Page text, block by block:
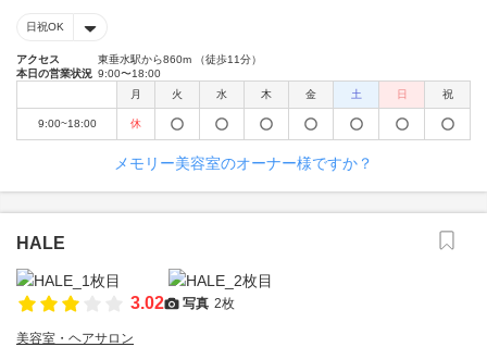
日祝OK
アクセス
東垂水駅から860m （徒歩11分）
本日の営業状況 9:00〜18:00
月
火 水 木 金 土 日 祝
9:00~18:00 休
メモリー美容室のオーナー様ですか？
HALE
3.02 写真 2枚
美容室・ヘアサロン